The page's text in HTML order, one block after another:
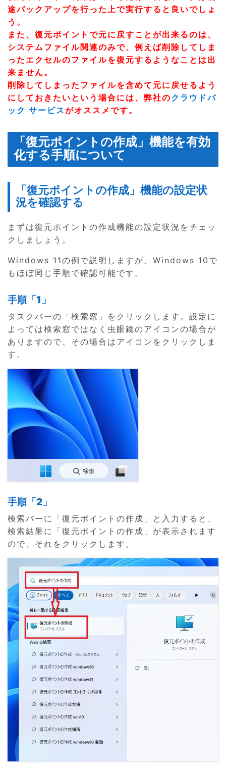
途バックアップを行った上で実行すると良いでしょ
う。
また、復元ポイントで元に戻すことが出来るのは、
システムファイル関連のみで、例えば削除してしま
ったエクセルのファイルを復元するようなことは出
来ません。
削除してしまったファイルを含めて元に戻せるよう
にしておきたいという場合には、弊社のクラウドバ
ック サービスがオススメです。
「復元ポイントの作成」機能を有効
化する手順について
「復元ポイントの作成」機能の設定状
況を確認する
まずは復元ポイントの作成機能の設定状況をチェッ
クしましょう。
Windows 11の例で説明しますが、Windows 10で
もほぼ同じ手順で確認可能です。
手順「1」
タスクバーの「検索窓」をクリックします。設定に
よっては検索窓ではなく虫眼鏡のアイコンの場合が
ありますので、その場合はアイコンをクリックしま
す。
手順「2」
検索バーに「復元ポイントの作成」と入力すると、
検索結果に「復元ポイントの作成」が表示されます
ので、それをクリックします。